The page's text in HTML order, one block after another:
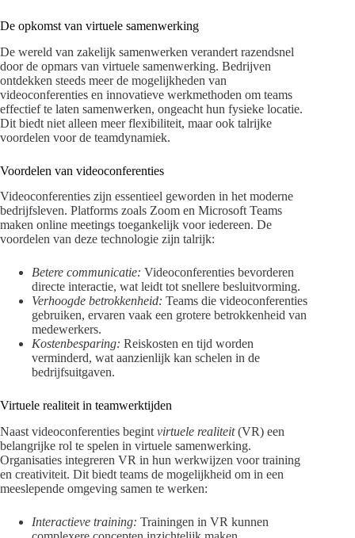
De opkomst van virtuele samenwerking
De wereld van zakelijk samenwerken verandert razendsnel
door de opmars van virtuele samenwerking. Bedrijven
ontdekken steeds meer de mogelijkheden van
videoconferenties en innovatieve werkmethoden om teams
effectief te laten samenwerken, ongeacht hun fysieke locatie.
Dit biedt niet alleen meer flexibiliteit, maar ook talrijke
voordelen voor de teamdynamiek.
Voordelen van videoconferenties
Videoconferenties zijn essentieel geworden in het moderne
bedrijfsleven. Platforms zoals Zoom en Microsoft Teams
maken online meetings toegankelijk voor iedereen. De
voordelen van deze technologie zijn talrijk:
Betere communicatie: Videoconferenties bevorderen
directe interactie, wat leidt tot snellere besluitvorming.
Verhoogde betrokkenheid: Teams die videoconferenties
gebruiken, ervaren vaak een grotere betrokkenheid van
medewerkers.
Kostenbesparing: Reiskosten en tijd worden
verminderd, wat aanzienlijk kan schelen in de
bedrijfsuitgaven.
Virtuele realiteit in teamwerktijden
Naast videoconferenties begint virtuele realiteit(VR) een
belangrijke rol te spelen in virtuele samenwerking.
Organisaties integreren VR in hun werkwijzen voor training
en creativiteit. Dit biedt teams de mogelijkheid om in een
meeslepende omgeving samen te werken:
Interactieve training: Trainingen in VR kunnen